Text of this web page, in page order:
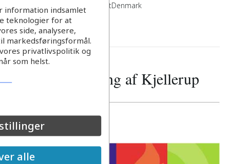
Kildeskovsrenden from EVAnetDenmark
Læs mere
Separatkloakering af Kjellerup
information indsamlet
teknologier for at
side, analysere,
markedsføringsformål.
privatlivspolitik og
som helst.
alle